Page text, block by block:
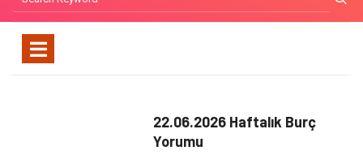
22.06.2026 Haftalık Burç
Yorumu